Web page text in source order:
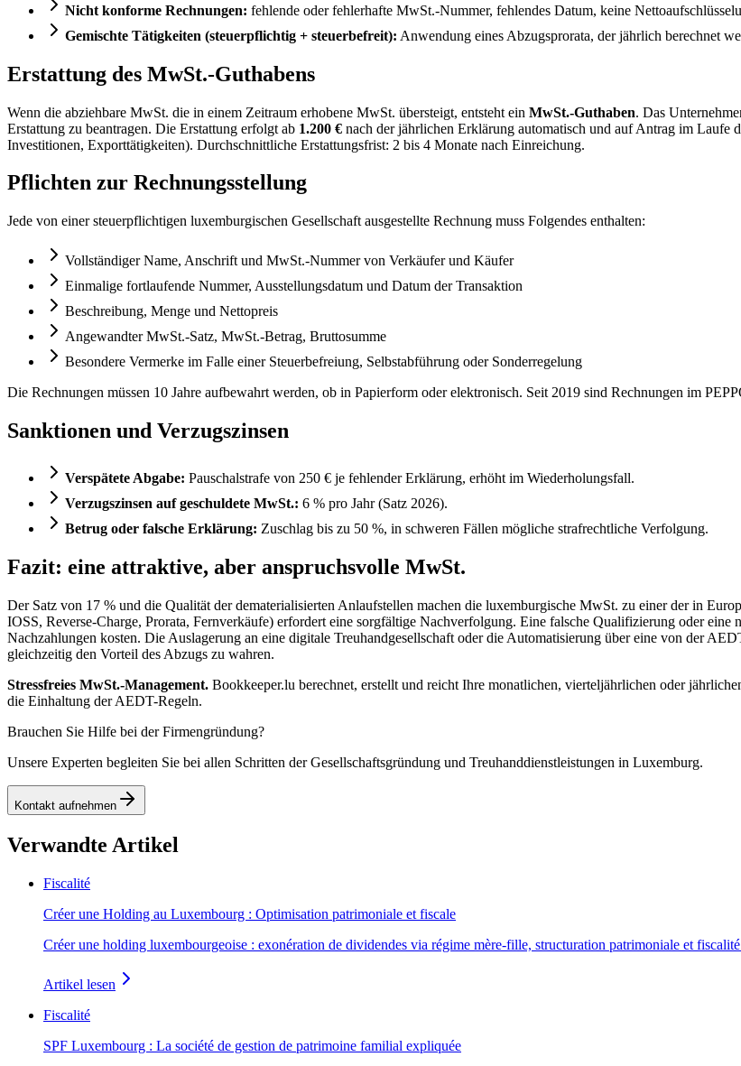
Nicht konforme Rechnungen: fehlende oder fehlerhafte MwSt.-Nummer, fehlendes Datum, keine
Gemischte Tätigkeiten (steuerpflichtig + steuerbefreit): Anwendung eines Abzugsprorata, der jährlich berechnet
Erstattung des MwSt.-Guthabens
Wenn die abziehbare MwSt. die in einem Zeitraum erhobene MwSt. übersteigt, entsteht ein MwSt.-Guthaben. Das
Erstattung zu beantragen. Die Erstattung erfolgt ab 1.200 € nach der jährlichen Erklärung automatisch und auf Antrag im Laufe
Investitionen, Exporttätigkeiten). Durchschnittliche Erstattungsfrist: 2 bis 4 Monate nach Einreichung.
Pflichten zur Rechnungsstellung
Jede von einer steuerpflichtigen luxemburgischen Gesellschaft ausgestellte Rechnung muss Folgendes enthalten:
Vollständiger Name, Anschrift und MwSt.-Nummer von Verkäufer und Käufer
Einmalige fortlaufende Nummer, Ausstellungsdatum und Datum der Transaktion
Beschreibung, Menge und Nettopreis
Angewandter MwSt.-Satz, MwSt.-Betrag, Bruttosumme
Besondere Vermerke im Falle einer Steuerbefreiung, Selbstabführung oder Sonderregelung
Die Rechnungen müssen 10 Jahre aufbewahrt werden, ob in Papierform oder elektronisch. Seit 2019 sind Rechnungen im
Sanktionen und Verzugszinsen
Verspätete Abgabe: Pauschalstrafe von 250 € je fehlender Erklärung, erhöht im Wiederholungsfall.
Verzugszinsen auf geschuldete MwSt.: 6 % pro Jahr (Satz 2026).
Betrug oder falsche Erklärung: Zuschlag bis zu 50 %, in schweren Fällen mögliche strafrechtliche Verfolgung.
Fazit: eine attraktive, aber anspruchsvolle MwSt.
Der Satz von 17 % und die Qualität der dematerialisierten Anlaufstellen machen die luxemburgische MwSt. zu einer der in
IOSS, Reverse-Charge, Prorata, Fernverkäufe) erfordert eine sorgfältige Nachverfolgung. Eine falsche Qualifizierung oder
Nachzahlungen kosten. Die Auslagerung an eine digitale Treuhandgesellschaft oder die Automatisierung über eine von der
gleichzeitig den Vorteil des Abzugs zu wahren.
Stressfreies MwSt.-Management. Bookkeeper.lu berechnet, erstellt und reicht Ihre monatlichen, vierteljährlichen oder
die Einhaltung der AEDT-Regeln.
Brauchen Sie Hilfe bei der Firmengründung?
Unsere Experten begleiten Sie bei allen Schritten der Gesellschaftsgründung und Treuhanddienstleistungen in Luxemburg.
Kontakt aufnehmen
Verwandte Artikel
Fiscalité
Créer une Holding au Luxembourg : Optimisation patrimoniale et fiscale
Créer une holding luxembourgeoise : exonération de dividendes via régime mère-fille, structuration patrimoniale et
Artikel lesen
Fiscalité
SPF Luxembourg : La société de gestion de patrimoine familial expliquée